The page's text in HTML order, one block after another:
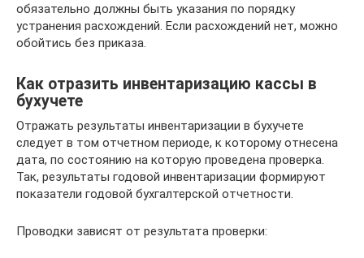
обязательно должны быть указания по порядку
устранения расхождений. Если расхождений нет, можно
обойтись без приказа.
Как отразить инвентаризацию кассы в
бухучете
Отражать результаты инвентаризации в бухучете
следует в том отчетном периоде, к которому отнесена
дата, по состоянию на которую проведена проверка.
Так, результаты годовой инвентаризации формируют
показатели годовой бухгалтерской отчетности.
Проводки зависят от результата проверки: